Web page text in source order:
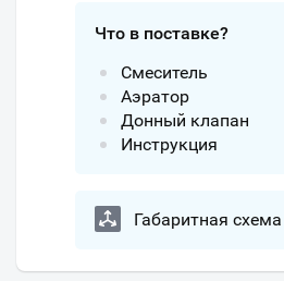
Что в поставке?
Смеситель
Аэратор
Донный клапан
Инструкция
Габаритная схема